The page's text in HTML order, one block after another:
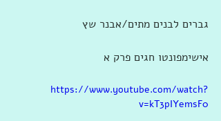
גברים לבנים מתים/אבנר שץ
אישימפונטו חגים פרק א
https://www.youtube.com/watch?
v=kT3pIYemsF0